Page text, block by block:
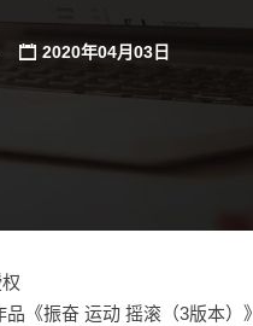
2020年04月03日
《振奋 运动 摇滚（3版本）》